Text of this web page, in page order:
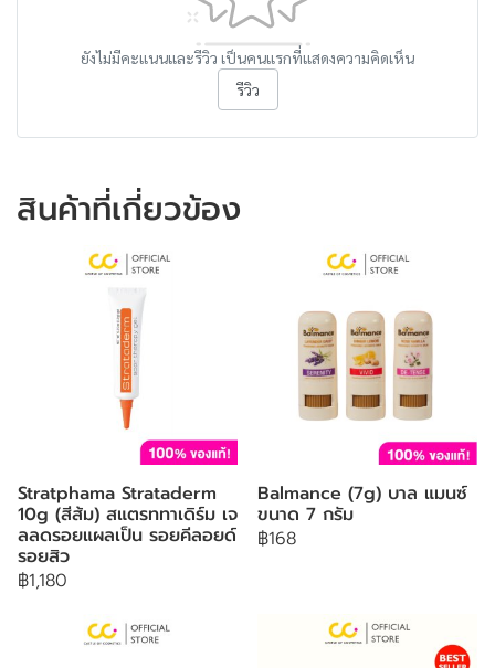
ยังไม่มีคะแนนและรีวิว เป็นคนแรกที่แสดงความคิดเห็น
รีวิว
สินค้าที่เกี่ยวข้อง
Stratphama Strataderm
10g (สีส้ม) สแตรททาเดิร์ม เจ
ลลดรอยแผลเป็น รอยคีลอยด์
รอยสิว
฿1,180
Balmance (7g) บาล แมนซ์
ขนาด 7 กรัม
฿168